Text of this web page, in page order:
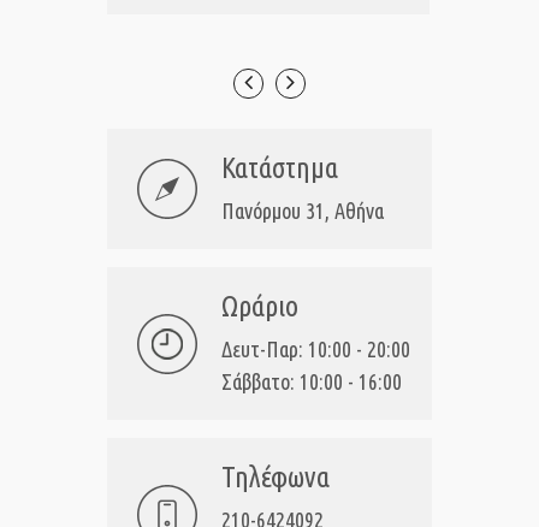
Κατάστημα
Πανόρμου 31, Αθήνα
Ωράριο
Δευτ-Παρ: 10:00 - 20:00
Σάββατο: 10:00 - 16:00
Τηλέφωνα
210-6424092